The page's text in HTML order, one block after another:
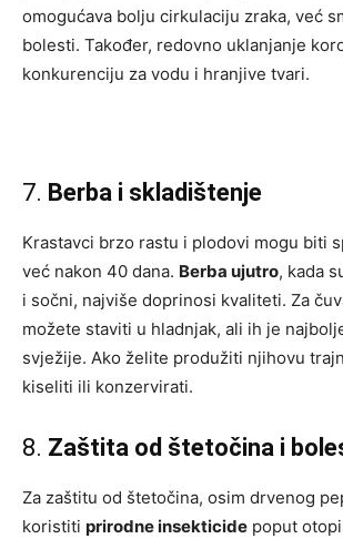
omogućava bolju cirkulaciju zraka, već
bolesti. Također, redovno uklanjanje
konkurenciju za vodu i hranjive tvari.
7. Berba i skladištenje
Krastavci brzo rastu i plodovi mogu biti
već nakon 40 dana. Berba ujutro, kada
i sočni, najviše doprinosi kvaliteti. Za
možete staviti u hladnjak, ali ih je
svježije. Ako želite produžiti njihovu
kiseliti ili konzervirati.
8. Zaštita od štetočina i
Za zaštitu od štetočina, osim drvenog
koristiti prirodne insekticide poput